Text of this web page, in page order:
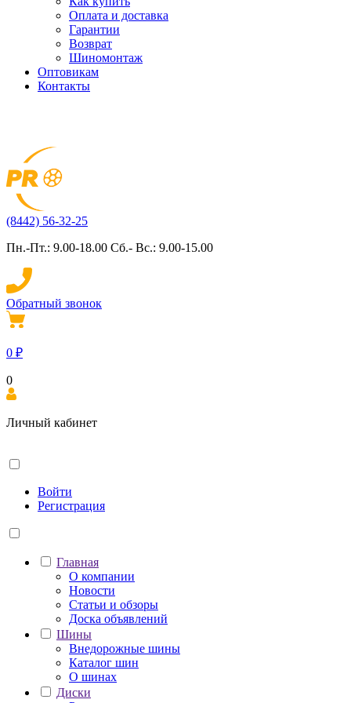
Оплата и доставка
Гарантии
Возврат
Шиномонтаж
Оптовикам
Контакты
(8442) 56-32-25
Пн.-Пт.: 9.00-18.00 Сб.- Вс.: 9.00-15.00
Обратный звонок
0 ₽
0
Личный кабинет
Войти
Регистрация
Главная
О компании
Новости
Статьи и обзоры
Доска объявлений
Шины
Внедорожные шины
Каталог шин
О шинах
Диски